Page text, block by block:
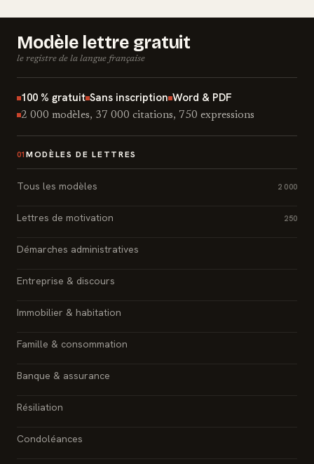
Modèle lettre gratuit
le registre de la langue française
100 % gratuit Sans inscription Word & PDF
2 000 modèles, 37 000 citations, 750 expressions
01 MODÈLES DE LETTRES
Tous les modèles 2 000
Lettres de motivation 250
Démarches administratives
Entreprise & discours
Immobilier & habitation
Famille & consommation
Banque & assurance
Résiliation
Condoléances